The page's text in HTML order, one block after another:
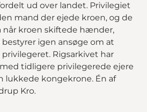
ud over landet. Privilegiet
mand der ejede kroen, og de
når kroen skiftede hænder,
igen ansøge om at
Rigsarkivet har
tidligere privilegerede ejere
lukkede kongekrone. Én af
Kro.